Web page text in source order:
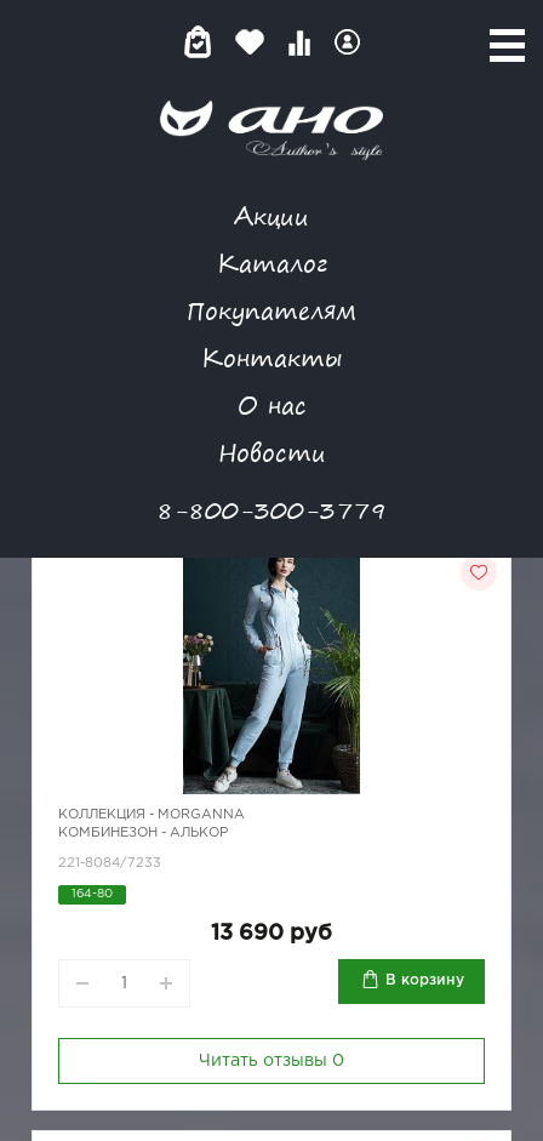
Акции
Каталог
Покупателям
Контакты
О нас
Новости
8-800-300-3779
КАТАЛОГ ТОВАРОВ
КОЛЛЕКЦИЯ - MORGANNA
КОМБИНЕЗОН - АЛЬКОР
221-8084/7233
164-80
13 690 руб
В корзину
Читать отзывы 0